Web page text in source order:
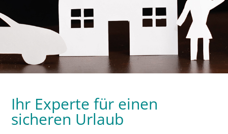
Ihr Experte für einen
sicheren Urlaub